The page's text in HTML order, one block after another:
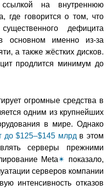
на внутреннюю
где говорится о том, что
дефицита
основном именно из-за
а также жёстких дисков.
продлится минимум до
огромные средства в
одним из крупнейших
в мире. Однако
до $125–$145 млрд в этом
серверы прежними
Meta✴ показало,
серверов компании
интенсивность отказов